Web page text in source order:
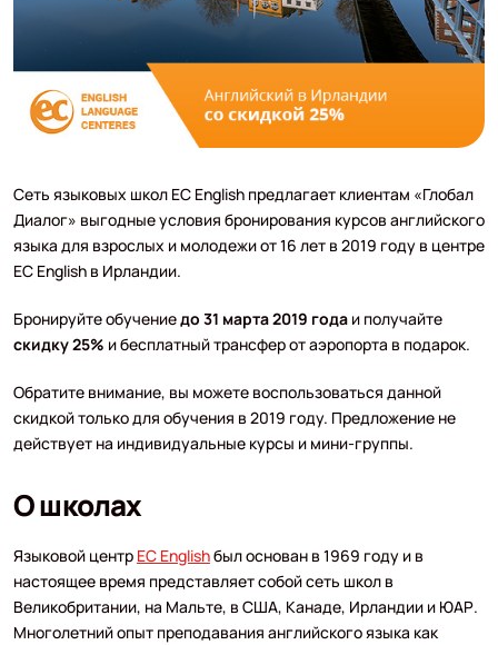
Сеть языковых школ EC English предлагает клиентам «Глобал
Диалог» выгодные условия бронирования курсов английского
языка для взрослых и молодежи от 16 лет в 2019 году в центре
EC English в Ирландии.
Бронируйте обучениедо 31 марта 2019 годаи получайте
скидку 25% и бесплатный трансфер от аэропорта в подарок.
Обратите внимание, вы можете воспользоваться данной
скидкой только для обучения в 2019 году. Предложение не
действует на индивидуальные курсы и мини-группы.
О школах
Языковой центр EC Englishбыл основан в 1969 году и в
настоящее время представляет собой сеть школ в
Великобритании, на Мальте, в США, Канаде, Ирландии и ЮАР.
Многолетний опыт преподавания английского языка как